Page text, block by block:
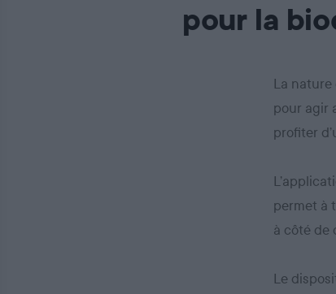
pour la
La nature
pour agir
profiter
permet à
à côté de
Le